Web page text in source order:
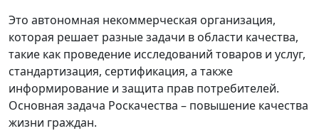
Это автономная некоммерческая организация,
которая решает разные задачи в области качества,
такие как проведение исследований товаров и услуг,
стандартизация, сертификация, а также
информирование и защита прав потребителей.
Основная задача Роскачества – повышение качества
жизни граждан.